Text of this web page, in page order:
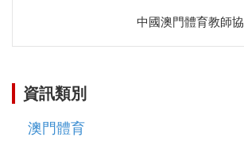
中國澳門體育教師
資訊類別
澳門體育